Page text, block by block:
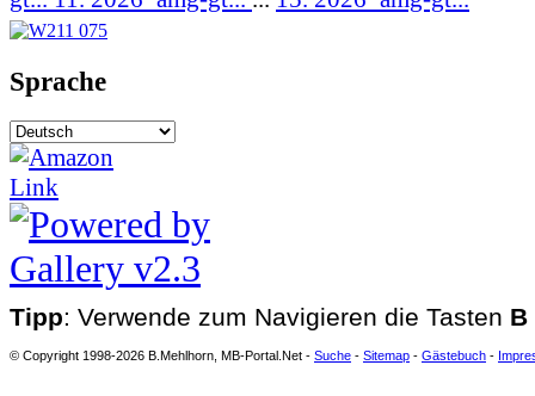
Sprache
Tipp: Verwende zum Navigieren die Tasten B
© Copyright 1998-2026 B.Mehlhorn, MB-Portal.Net - Suche - Sitemap - Gästebuch -